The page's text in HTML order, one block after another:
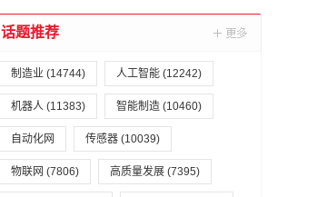
话题推荐
制造业 (14744) 人工智能 (12242)
机器人 (11383) 智能制造 (10460)
自动化网 传感器 (10039)
物联网 (7806) 高质量发展 (7395)